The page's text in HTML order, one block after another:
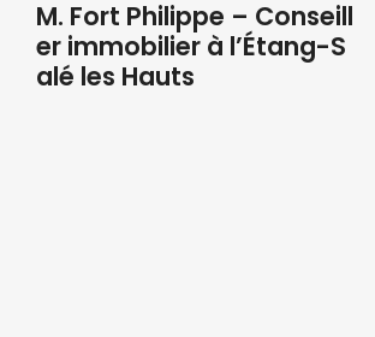
M. Fort Philippe – Conseill
er immobilier à l’Étang-S
alé les Hauts